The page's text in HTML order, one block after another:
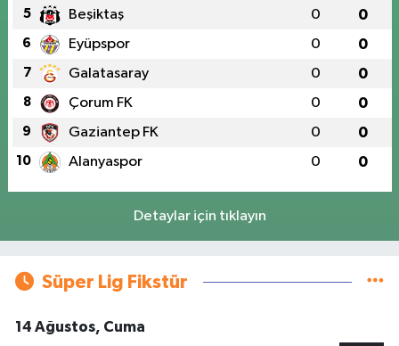
5 Beşiktaş 0 0
6 Eyüpspor 0 0
7 Galatasaray 0 0
8 Çorum FK 0 0
9 Gaziantep FK 0 0
10 Alanyaspor 0 0
Detaylar için tıklayın
Süper Lig Fikstür
14 Ağustos, Cuma